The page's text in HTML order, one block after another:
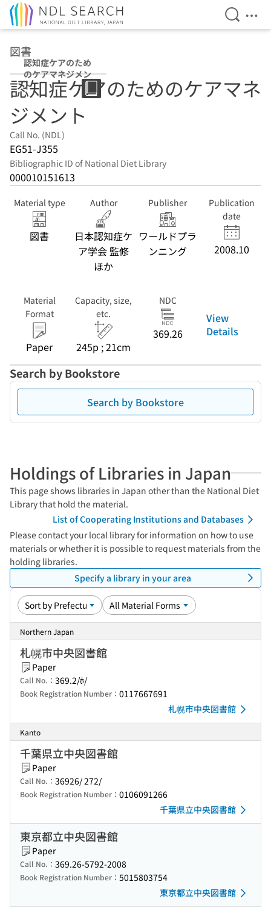
Open
図書
認知症ケアのため
のケアマネジメン
ト
認知症ケアのためのケアマネ
ジメント
Call No. (NDL)
EG51-J355
Bibliographic ID of National Diet Library
000010151613
Material type
図書
Author
日本認知症ケ
ア学会 監修
ほか
Publisher
ワールドプラ
ンニング
Publication
date
2008.10
Material
Format
Paper
Capacity, size,
etc.
245p ; 21cm
NDC
369.26
View
Details
Search by Bookstore
Search by Bookstore
Holdings of Libraries in Japan
This page shows libraries in Japan other than the National Diet
Library that hold the material.
List of Cooperating Institutions and Databases
Please contact your local library for information on how to use
materials or whether it is possible to request materials from the
holding libraries.
Specify a library in your area
Northern Japan
札幌市中央図書館
Paper
Call No.： 369.2/ﾎ/
Book Registration Number： 0117667691
札幌市中央図書館
Kanto
千葉県立中央図書館
Paper
Call No.： 36926/ 272/
Book Registration Number： 0106091266
千葉県立中央図書館
東京都立中央図書館
Paper
Call No.： 369.26-5792-2008
Book Registration Number： 5015803754
東京都立中央図書館